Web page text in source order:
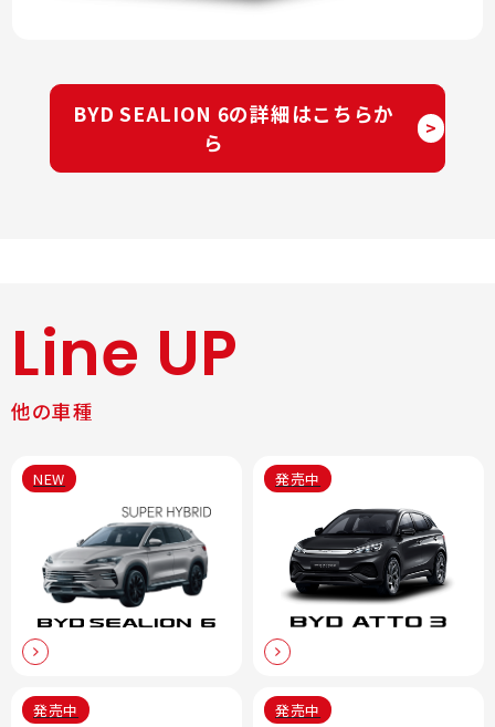
BYD SEALION 6の詳細はこちらか
ら
>
Line UP
他の車種
NEW 発売中
発売中 発売中